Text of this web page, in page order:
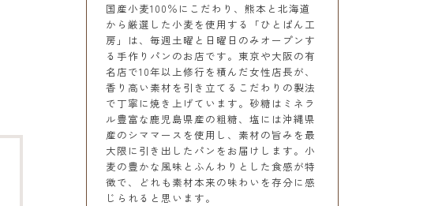
国産小麦100％にこだわり、熊本と北海道
から厳選した小麦を使用する「ひとぱん工
房」は、毎週土曜と日曜日のみオープンす
る手作りパンのお店です。東京や大阪の有
名店で10年以上修行を積んだ女性店長が、
香り高い素材を引き立てるこだわりの製法
で丁寧に焼き上げています。砂糖はミネラ
ル豊富な鹿児島県産の粗糖、塩には沖縄県
産のシママースを使用し、素材の旨みを最
大限に引き出したパンをお届けします。小
麦の豊かな風味とふんわりとした食感が特
徴で、どれも素材本来の味わいを存分に感
じられると思います。